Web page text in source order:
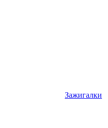
Зажигалки